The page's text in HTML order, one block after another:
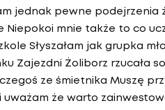
jednak pewne podejrzenia
Niepokoi mnie także to co
Słyszałam jak grupka
Zajezdni Żoliborz rzucała
ze śmietnika Muszę
uważam że warto